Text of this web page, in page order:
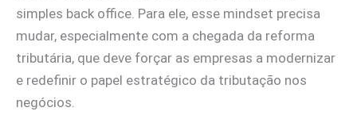
simples back office. Para ele, esse mindset precisa
mudar, especialmente com a chegada da reforma
tributária, que deve forçar as empresas a modernizar
e redefinir o papel estratégico da tributação nos
negócios.